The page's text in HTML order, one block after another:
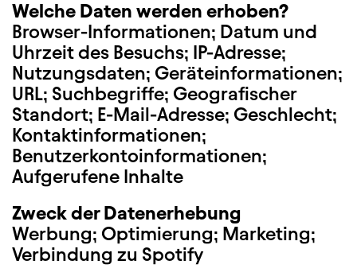
Welche Daten werden erhoben?
Browser-Informationen; Datum und
Uhrzeit des Besuchs; IP-Adresse;
Nutzungsdaten; Geräteinformationen;
URL; Suchbegriffe; Geografischer
Standort; E-Mail-Adresse; Geschlecht;
Kontaktinformationen;
Benutzerkontoinformationen;
Aufgerufene Inhalte
Zweck der Datenerhebung
Werbung; Optimierung; Marketing;
Verbindung zu Spotify